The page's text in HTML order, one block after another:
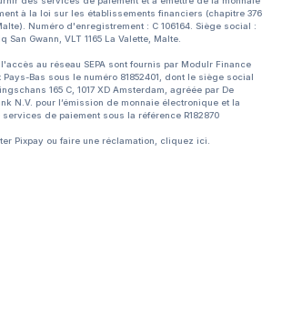
à la loi sur les établissements financiers (chapitre 376
Numéro d'enregistrement : C 106164. Siège social :
San Gwann, VLT 1165 La Valette, Malte.
au réseau SEPA sont fournis par Modulr Finance
Pays-Bas sous le numéro 81852401, dont le siège social
165 C, 1017 XD Amsterdam, agréée par De
N.V. pour l’émission de monnaie électronique et la
de paiement sous la référence R182870
Pixpay ou faire une réclamation, cliquez ici.